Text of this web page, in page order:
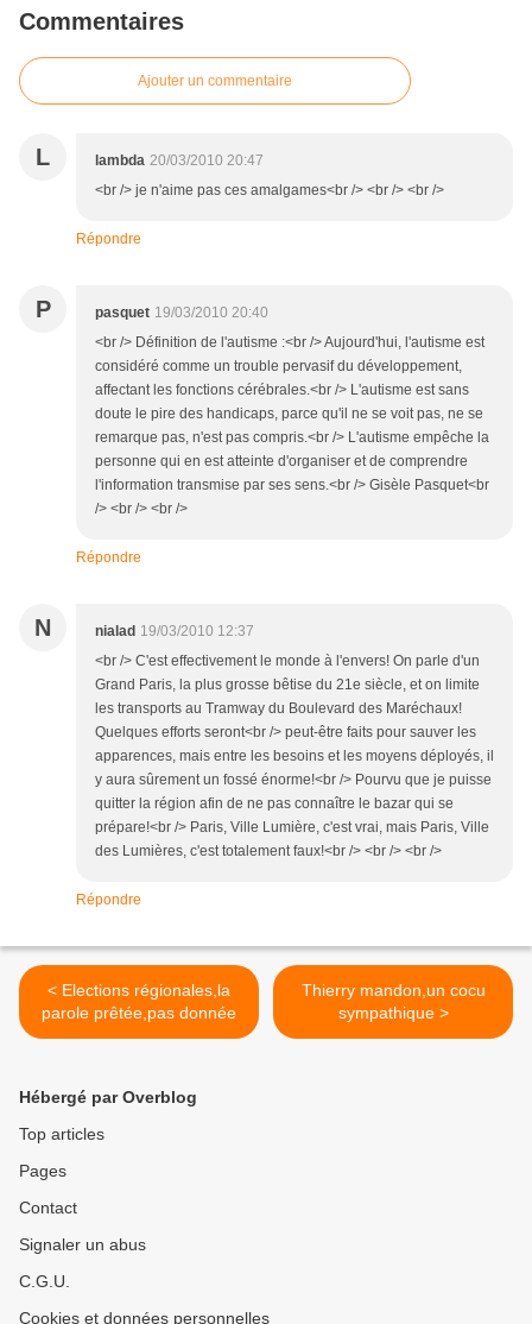
Commentaires
Ajouter un commentaire
L lambda 20/03/2010 20:47
<br /> je n'aime pas ces amalgames<br /> <br /> <br />
Répondre
P pasquet 19/03/2010 20:40
<br /> Définition de l'autisme :<br /> Aujourd'hui, l'autisme est
considéré comme un trouble pervasif du développement,
affectant les fonctions cérébrales.<br /> L'autisme est sans
doute le pire des handicaps, parce qu'il ne se voit pas, ne se
remarque pas, n'est pas compris.<br /> L'autisme empêche la
personne qui en est atteinte d'organiser et de comprendre
l'information transmise par ses sens.<br /> Gisèle Pasquet<br
/> <br /> <br />
Répondre
N nialad 19/03/2010 12:37
<br /> C'est effectivement le monde à l'envers! On parle d'un
Grand Paris, la plus grosse bêtise du 21e siècle, et on limite
les transports au Tramway du Boulevard des Maréchaux!
Quelques efforts seront<br /> peut-être faits pour sauver les
apparences, mais entre les besoins et les moyens déployés, il
y aura sûrement un fossé énorme!<br /> Pourvu que je puisse
quitter la région afin de ne pas connaître le bazar qui se
prépare!<br /> Paris, Ville Lumière, c'est vrai, mais Paris, Ville
des Lumières, c'est totalement faux!<br /> <br /> <br />
Répondre
< Elections régionales,la
parole prêtée,pas donnée
Thierry mandon,un cocu
sympathique >
Hébergé par Overblog
Top articles
Pages
Contact
Signaler un abus
C.G.U.
Cookies et données personnelles